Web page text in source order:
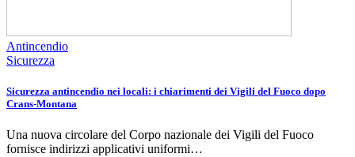
Antincendio
Sicurezza
Sicurezza antincendio nei locali: i chiarimenti dei Vigili del Fuoco dopo
Crans-Montana
Una nuova circolare del Corpo nazionale dei Vigili del Fuoco
fornisce indirizzi applicativi uniformi…